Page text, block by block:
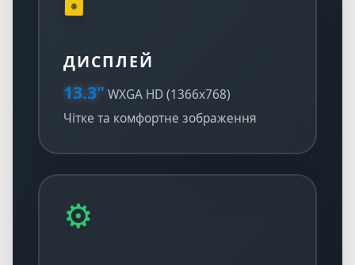
ДИСПЛЕЙ
13.3" WXGA HD (1366x768)
Чітке та комфортне зображення
⚙️